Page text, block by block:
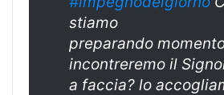
stiamo
preparando
incontreremo il
a faccia? lo